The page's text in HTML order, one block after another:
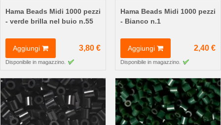
Hama Beads Midi 1000 pezzi
- verde brilla nel buio n.55
Aggiungi 3,80 €
Disponibile in magazzino.
Hama Beads Midi 1000 pezzi
- Bianco n.1
Aggiungi 2,40 €
Disponibile in magazzino.